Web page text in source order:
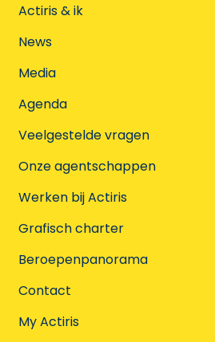
Actiris & ik
News
Media
Agenda
Veelgestelde vragen
Onze agentschappen
Werken bij Actiris
Grafisch charter
Beroepenpanorama
Contact
My Actiris